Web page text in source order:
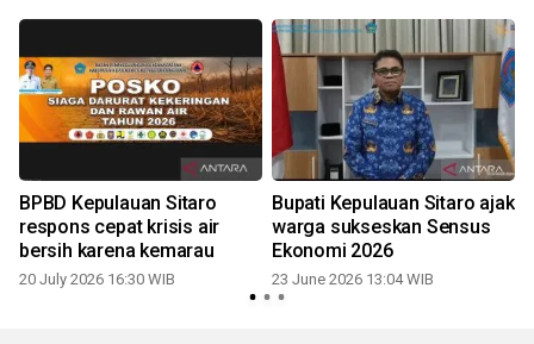
BPBD Kepulauan Sitaro
respons cepat krisis air
bersih karena kemarau
20 July 2026 16:30 WIB
Bupati Kepulauan Sitaro ajak
warga sukseskan Sensus
Ekonomi 2026
23 June 2026 13:04 WIB